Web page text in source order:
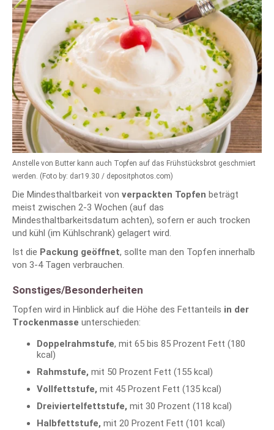
Anstelle von Butter kann auch Topfen auf das Frühstücksbrot geschmiert
werden. (Foto by: dar19.30 / depositphotos.com)
Die Mindesthaltbarkeit von verpackten Topfen beträgt
meist zwischen 2-3 Wochen (auf das
Mindesthaltbarkeitsdatum achten), sofern er auch trocken
und kühl (im Kühlschrank) gelagert wird.
Ist die Packung geöffnet, sollte man den Topfen innerhalb
von 3-4 Tagen verbrauchen.
Sonstiges/Besonderheiten
Topfen wird in Hinblick auf die Höhe des Fettanteils in der
Trockenmasse unterschieden:
Doppelrahmstufe, mit 65 bis 85 Prozent Fett (180
kcal)
Rahmstufe, mit 50 Prozent Fett (155 kcal)
Vollfettstufe, mit 45 Prozent Fett (135 kcal)
Dreiviertelfettstufe, mit 30 Prozent (118 kcal)
Halbfettstufe, mit 20 Prozent Fett (101 kcal)